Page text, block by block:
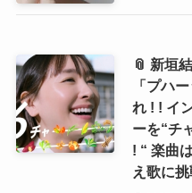
📎 新垣
「プハ
れ ! ! イ
ーを“チ
! “ 楽曲
え歌に挑